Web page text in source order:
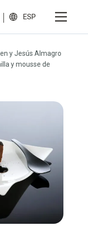
ESP
y Jesús Almagro
y mousse de